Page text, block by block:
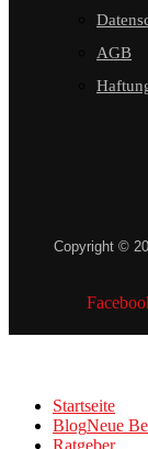
AGB
Copyright ©
Startseite
BlogNeue
Ratgeber